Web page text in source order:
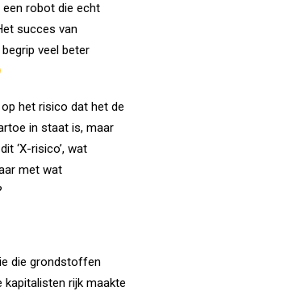
een robot die echt
succes van
veel beter
het risico dat het de
in staat is, maar
‘X-risico’, wat
met wat
die grondstoffen
kapitalisten rijk maakte